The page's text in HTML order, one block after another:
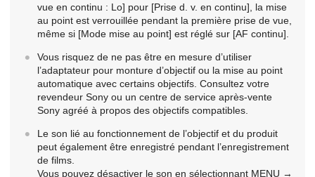
vue en continu : Lo] pour [Prise d. v. en continu] , la mise
au point est verrouillée pendant la première prise de vue,
même si [Mode mise au point] est réglé sur [AF continu]
Vous risquez de ne pas être en mesure d’utiliser
l’adaptateur pour monture d’objectif ou la mise au point
automatique avec certains objectifs. Consultez votre
revendeur Sony ou un centre de service après-vente
Sony agréé à propos des objectifs compatibles.
Le son lié au fonctionnement de l’objectif et du produit
peut également être enregistré pendant l’enregistrement
de films.
Vous pouvez désactiver le son en sélectionnant MENU →